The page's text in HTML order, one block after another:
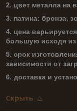
2. цвет металла на
3. патина: бронза,
4. цена
большую исходя из
5. срок
зависимости от
6. доставка и
Скрыть